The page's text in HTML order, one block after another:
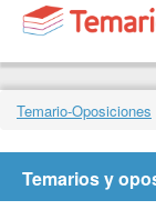
Temario-Oposiciones
Temarios y